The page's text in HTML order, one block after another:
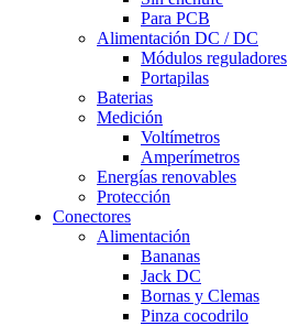
Para PCB
Alimentación DC / DC
Módulos reguladores
Portapilas
Baterias
Medición
Voltímetros
Amperímetros
Energías renovables
Protección
Conectores
Alimentación
Bananas
Jack DC
Bornas y Clemas
Pinza cocodrilo